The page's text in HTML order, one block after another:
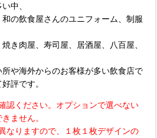
中、
の飲食屋さんのユニフォーム、制服
き肉屋、寿司屋、居酒屋、八百屋、
や海外からのお客様が多い飲食店で
評です。
認ください。オプションで選べない
ません。
なりますので、１枚１枚デザインの